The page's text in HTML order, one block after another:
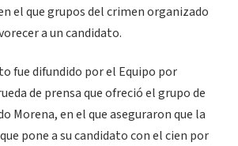
el que grupos del crimen organizado
a un candidato.
fue difundido por el Equipo por
de prensa que ofreció el grupo de
Morena, en el que aseguraron que la
pone a su candidato con el cien por